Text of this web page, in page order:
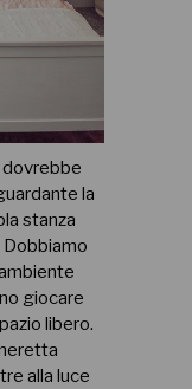
dovrebbe
la
stanza
Dobbiamo
giocare
libero.
alla luce